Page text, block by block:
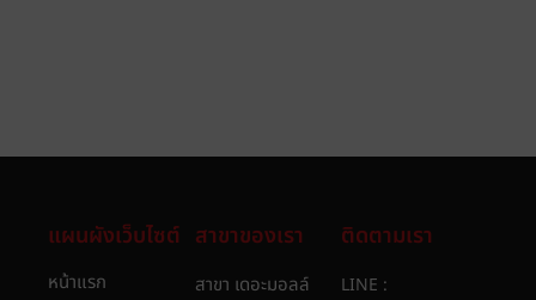
แผนผังเว็บไซต์
หน้าแรก
สาขาของเรา
สาขา เดอะมอลล์
ติดตามเรา
LINE :